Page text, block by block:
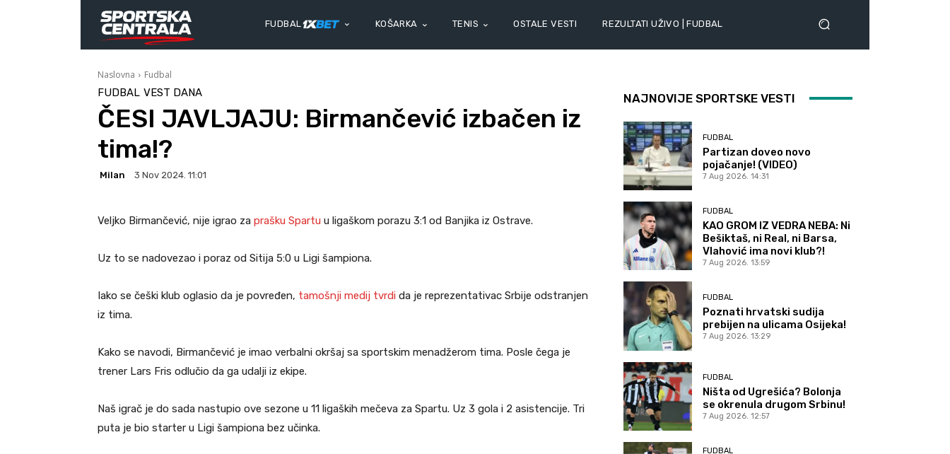
FUDBAL KOŠARKA TENIS OSTALE VESTI REZULTATI UŽIVO | FUDBAL
Naslovna Fudbal
FUDBAL VEST DANA
ČESI JAVLJAJU: Birmančević izbačen iz
tima!?
Milan 3 Nov 2024. 11:01
Veljko Birmančević, nije igrao za prašku Spartu u ligaškom porazu 3:1 od Banjika iz Ostrave.
Uz to se nadovezao i poraz od Sitija 5:0 u Ligi šampiona.
Iako se češki klub oglasio da je povređen, tamošnji medij tvrdi da je reprezentativac Srbije odstranjen
iz tima.
Kako se navodi, Birmančević je imao verbalni okršaj sa sportskim menadžerom tima. Posle čega je
trener Lars Fris odlučio da ga udalji iz ekipe.
Naš igrač je do sada nastupio ove sezone u 11 ligaških mečeva za Spartu. Uz 3 gola i 2 asistencije. Tri
puta je bio starter u Ligi šampiona bez učinka.
NAJNOVIJE SPORTSKE VESTI
FUDBAL
Partizan doveo novo
pojačanje! (VIDEO)
7 Aug 2026. 14:31
FUDBAL
KAO GROM IZ VEDRA NEBA: Ni
Bešiktaš, ni Real, ni Barsa,
Vlahović ima novi klub?!
7 Aug 2026. 13:59
FUDBAL
Poznati hrvatski sudija
prebijen na ulicama Osijeka!
7 Aug 2026. 13:29
FUDBAL
Ništa od Ugrešića? Bolonja
se okrenula drugom Srbinu!
7 Aug 2026. 12:57
FUDBAL